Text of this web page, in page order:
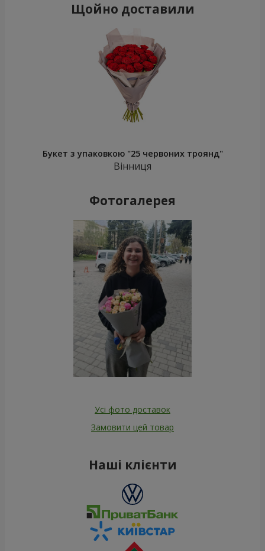
Щойно доставили
Букет з упаковкою "25 червоних троянд"
Вінниця
Фотогалерея
Усі фото доставок
Замовити цей товар
Наші клієнти